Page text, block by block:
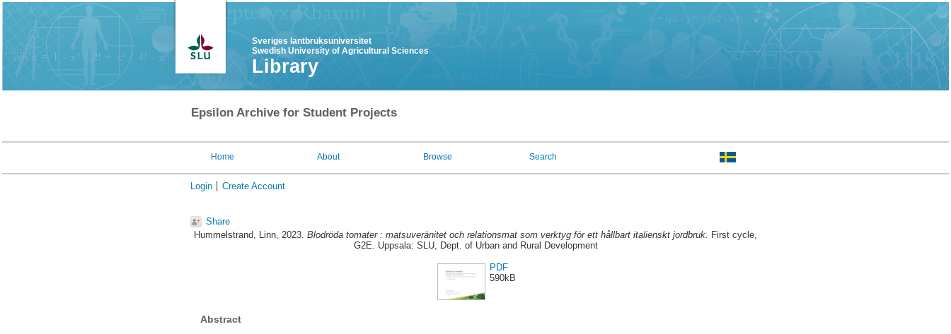
Sveriges lantbruksuniversitet
Swedish University of Agricultural Sciences
Library
Epsilon Archive for Student Projects
Home About Browse Search
Login Create Account
Share
Hummelstrand, Linn, 2023. Blodröda tomater : matsuveränitet och relationsmat som verktyg för ett hållbart italienskt jordbruk. First cycle,
G2E. Uppsala: SLU, Dept. of Urban and Rural Development
PDF
590kB
Abstract